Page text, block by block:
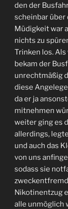
den der
scheinbar über
Müdigkeit war
nichts zu
Trinken los.
bekam der
unrechtmäßig
diese
da er ja
mitnehmen
weiter ging es
allerdings,
und auch das
von uns
sodass sie
Nikotinentzug
alle unmöglich